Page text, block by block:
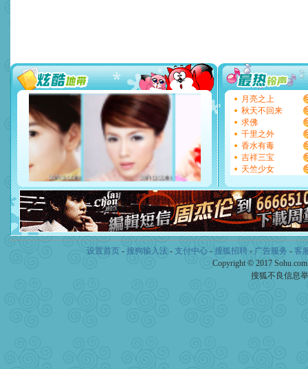
[圣诞节]不只这样的日子才
能正大光明地骚扰你,告诉
天都要快乐噢!
[圣诞节]奉上一颗祝福的心,
如意,快乐,鲜花,一切美好
[元旦]
看到你我会触电；
断电。爱你是我职业，想
你是我专业！水晶之恋祝你
[元旦]
如果上天让我许三
起；二是再生再世和你在
离。水晶之恋祝你新年快乐
[元旦]当我狠下心扭头离去
泣，这痛楚让我明白我多
卖了。水晶之恋祝你新年快
[春节]风柔雨润好月圆，半
颜！冬去春来似水如烟，
道一声平安！新年吉祥万事
[春节]传说薰衣草有四片叶
片叶子是希望，第三片叶
月亮之上
秋天不回来
求佛
千里之外
香水有毒
吉祥三宝
天竺少女
设置首页 - 搜狗输入法 - 支付中心- 搜狐招聘- 广告服务 - 客
Copyright © 2017
搜狐不良信息